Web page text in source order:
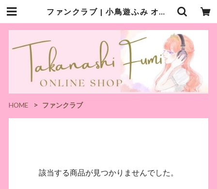
ファンクラブ | 小鳥遊ふみ オンラインショップ
HOME ファンクラブ
該当する商品が見つかりませんでした。